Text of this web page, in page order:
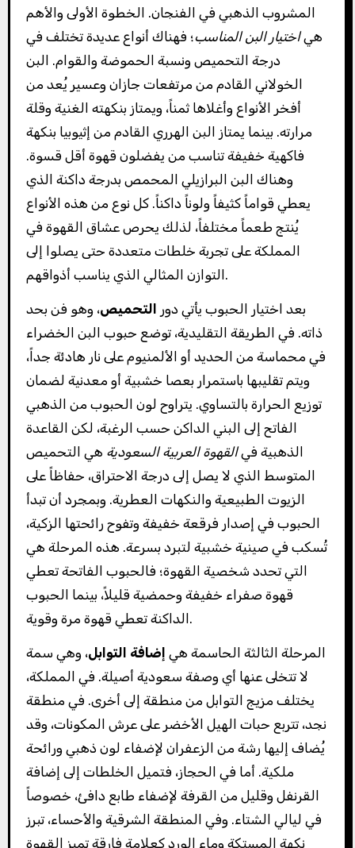
المشروب الذهبي في الفنجان. الخطوة الأولى والأهم
هياختيار البن المناسب؛ فهناك أنواع عديدة تختلف في
درجة التحميص ونسبة الحموضة والقوام. البن
الخولاني القادم من مرتفعات جازان وعسير يُعد من
أفخر الأنواع وأغلاها ثمناً، ويمتاز بنكهته الغنية وقلة
مرارته. بينما يمتاز البن الهرري القادم من إثيوبيا بنكهة
فاكهية خفيفة تناسب من يفضلون قهوة أقل قسوة.
وهناك البن البرازيلي المحمص بدرجة داكنة الذي
يعطي قواماً كثيفاً ولوناً داكناً. كل نوع من هذه الأنواع
يُنتج طعماً مختلفاً، لذلك يحرص عشاق القهوة في
المملكة على تجربة خلطات متعددة حتى يصلوا إلى
التوازن المثالي الذي يناسب أذواقهم.
بعد اختيار الحبوب يأتي دور التحميص، وهو فن بحد
ذاته. في الطريقة التقليدية، توضع حبوب البن الخضراء
في محماسة من الحديد أو الألمنيوم على نار هادئة جداً،
ويتم تقليبها باستمرار بعصا خشبية أو معدنية لضمان
توزيع الحرارة بالتساوي. يتراوح لون الحبوب من الذهبي
الفاتح إلى البني الداكن حسب الرغبة، لكن القاعدة
الذهبية فيالقهوة العربية السعودية هي التحميص
المتوسط الذي لا يصل إلى درجة الاحتراق، حفاظاً على
الزيوت الطبيعية والنكهات العطرية. وبمجرد أن تبدأ
الحبوب في إصدار فرقعة خفيفة وتفوح رائحتها الزكية،
تُسكب في صينية خشبية لتبرد بسرعة. هذه المرحلة هي
التي تحدد شخصية القهوة؛ فالحبوب الفاتحة تعطي
قهوة صفراء خفيفة وحمضية قليلاً، بينما الحبوب
الداكنة تعطي قهوة مرة وقوية.
المرحلة الثالثة الحاسمة هي إضافة التوابل، وهي سمة
لا تتخلى عنها أي وصفة سعودية أصيلة. في المملكة،
يختلف مزيج التوابل من منطقة إلى أخرى. في منطقة
نجد، تتربع حبات الهيل الأخضر على عرش المكونات، وقد
يُضاف إليها رشة من الزعفران لإضفاء لون ذهبي ورائحة
ملكية. أما في الحجاز، فتميل الخلطات إلى إضافة
القرنفل وقليل من القرفة لإضفاء طابع دافئ، خصوصاً
في ليالي الشتاء. وفي المنطقة الشرقية والأحساء، تبرز
نكهة المستكة وماء الورد كعلامة فارقة تميز القهوة